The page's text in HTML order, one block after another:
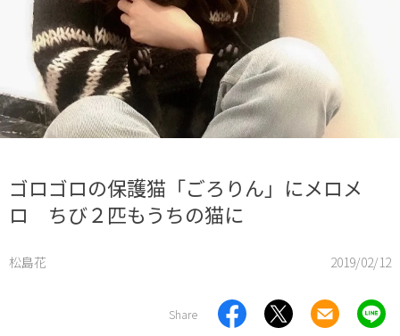
ゴロゴロの保護猫「ごろりん」にメロメ
ロ ちび２匹もうちの猫に
松島花 2019/02/12
Share